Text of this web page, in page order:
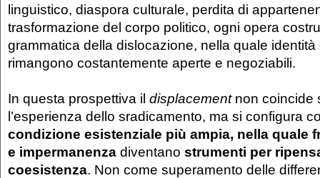
linguistico, diaspora culturale, perdita di
trasformazione del corpo politico, ogni opera
grammatica della dislocazione, nella quale identità
rimangono costantemente aperte e negoziabili.
In questa prospettiva il displacement non coincide
l’esperienza dello sradicamento, ma si configura
condizione esistenziale più ampia, nella quale
e impermanenza diventano strumenti per
coesistenza. Non come superamento delle